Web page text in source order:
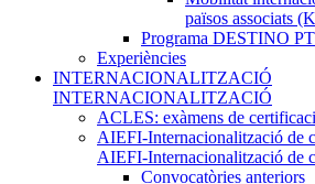
països associats
Programa DESTINO
Experiències
INTERNACIONALITZACIÓ
INTERNACIONALITZACIÓ
ACLES: exàmens de
AIEFI-Internacionalització de
AIEFI-Internacionalització de
Convocatòries anteriors